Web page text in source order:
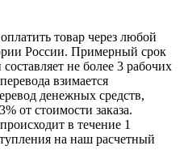
товар через любой
России. Примерный срок
не более 3 рабочих
взимается
денежных средств,
от стоимости заказа.
в течение 1
на наш расчетный